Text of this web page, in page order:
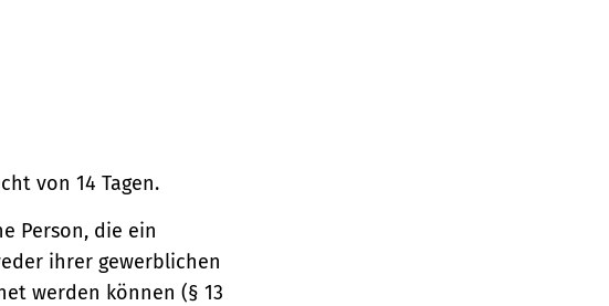
von 14 Tagen.
Person, die ein
ihrer gewerblichen
werden können (§ 13